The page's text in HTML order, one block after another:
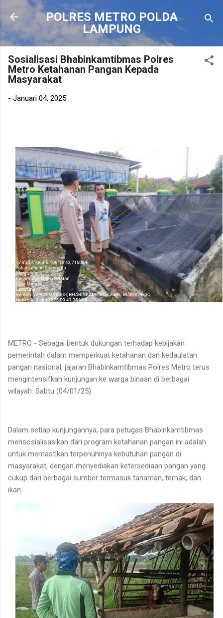
Langsung ke konten utama
POLRES METRO POLDA
LAMPUNG
Sosialisasi Bhabinkamtibmas Polres
Metro Ketahanan Pangan Kepada
Masyarakat
- Januari 04, 2025
METRO - Sebagai bentuk dukungan terhadap kebijakan
pemerintah dalam memperkuat ketahanan dan kedaulatan
pangan nasional, jajaran Bhabinkamtibmas Polres Metro terus
mengintensifkan kunjungan ke warga binaan di berbagai
wilayah. Sabtu (04/01/25).
Dalam setiap kunjungannya, para petugas Bhabinkamtibmas
mensosialisasikan dari program ketahanan pangan ini adalah
untuk memastikan terpenuhinya kebutuhan pangan di
masyarakat, dengan menyediakan ketersediaan pangan yang
cukup dari berbagai sumber termasuk tanaman, ternak, dan
ikan.